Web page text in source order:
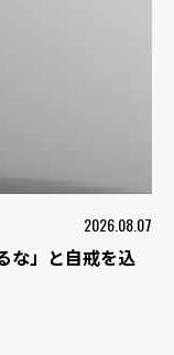
2026.08.07
な」と自戒を込